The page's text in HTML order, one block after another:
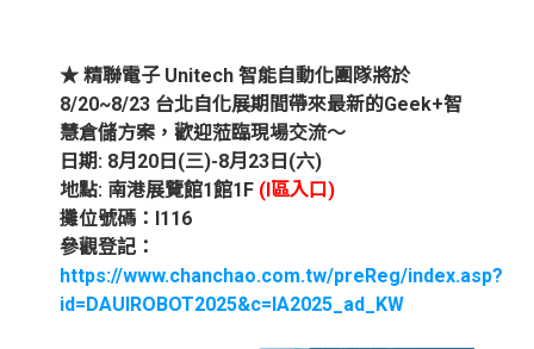
★ 精聯電子 Unitech 智能自動化團隊將於
8/20~8/23 台北自化展期間帶來最新的Geek+智
慧倉儲方案，歡迎蒞臨現場交流～
日期: 8月20日(三)-8月23日(六)
地點: 南港展覽館1館1F (I區入口)
攤位號碼：I116
參觀登記：
https://www.chanchao.com.tw/preReg/index.asp?
id=DAUIROBOT2025&c=IA2025_ad_KW